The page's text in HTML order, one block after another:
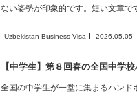
ない姿勢が印象的です。短い文章
Uzbekistan Business Visa 2026.05.05
【中学生】第８回春の全国中学
全国の中学生が一堂に集まるハン